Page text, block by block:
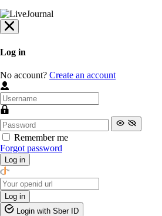
Log in
No account? Create an account
Remember me
Forgot password
Log in
Log in
Login with Sber ID